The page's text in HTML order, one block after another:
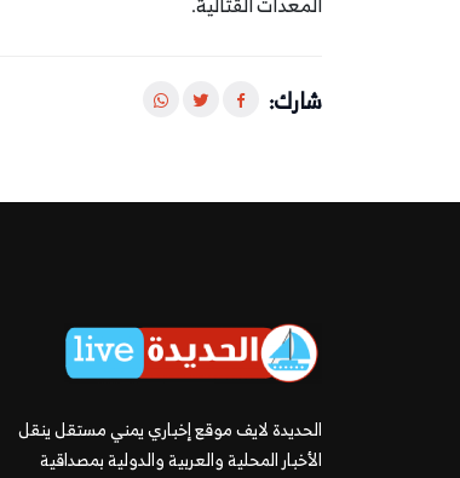
شارك:
الحديدة لايف موقع إخباري يمني مستقل ينقل
الأخبار المحلية والعربية والدولية بمصداقية